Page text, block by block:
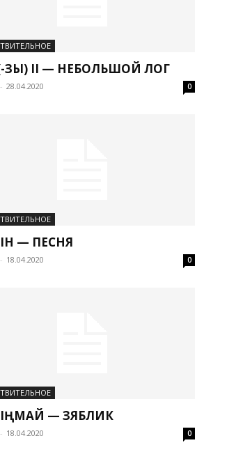
ЗЫ) II — НЕБОЛЬШОЙ ЛОГ
- 28.04.2020 0
— ПЕСНЯ
- 18.04.2020 0
— ЗЯБЛИК
- 18.04.2020 0